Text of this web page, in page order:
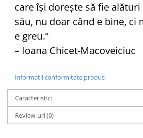
care îşi doreşte să fie
său, nu doar când e bine, ci
e greu.“
– Ioana Chicet-Macoveiciuc
Informatii conformitate produs
Caracteristici
Review-uri(0)